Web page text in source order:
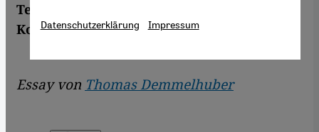
Terrorismusverdachts rückt. Ein
Kommentar von Thomas Demmelhuber
Essay von Thomas Demmelhuber
Datenschutzerklärung Impressum